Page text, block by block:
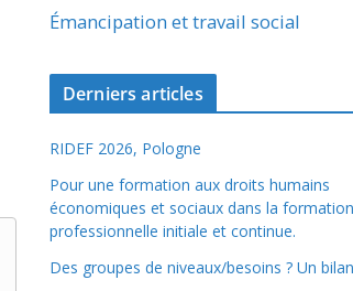
Émancipation et travail social
Derniers articles
RIDEF 2026, Pologne
Pour une formation aux droits humains
économiques et sociaux dans la formation
professionnelle initiale et continue.
Des groupes de niveaux/besoins ? Un bilan